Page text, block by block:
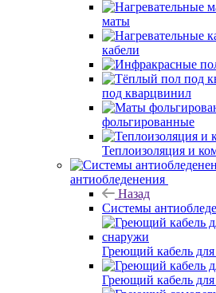
маты
кабели
под кварцвинил
фольгированные
Теплоизоляция и
антиобледенения
Назад
Системы
Греющий кабель
Греющий кабель для